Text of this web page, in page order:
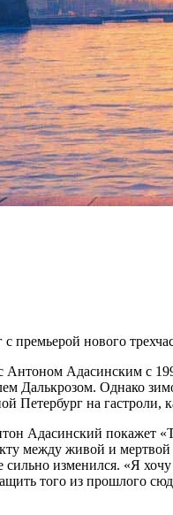
премьерой нового
Антоном Адасинским с
Далькрозом. Однако
Петербург на гастроли,
Адасинский покажет
между живой и
изменился. «Я
того из прошлого